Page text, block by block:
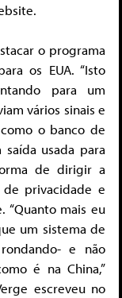
o programa
os EUA. “Isto
para um
vários sinais e
como o banco de
usada para
de dirigir a
de privacidade e
“Quanto mais eu
um sistema de
e não
é na China,”
escreveu no